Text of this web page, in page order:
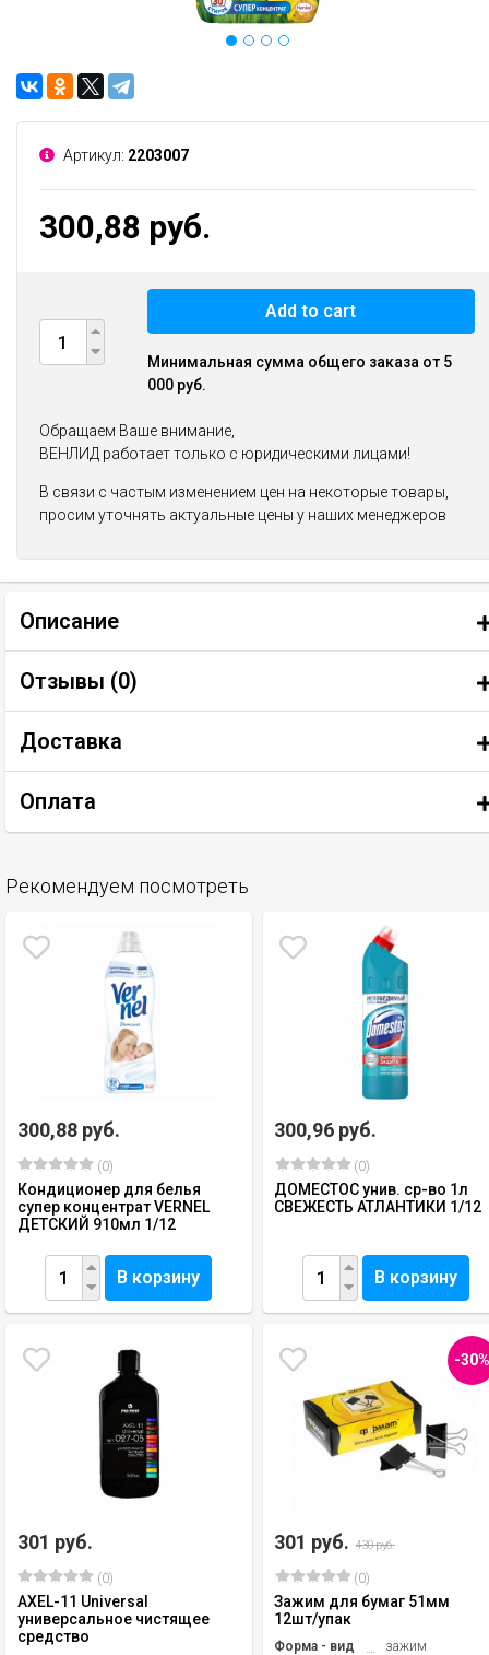
Артикул: 2203007
300,88 руб.
Add to cart
Минимальная сумма общего заказа от 5
000 руб.
Обращаем Ваше внимание,
ВЕНЛИД работает только с юридическими лицами!
В связи с частым изменением цен на некоторые товары,
просим уточнять актуальные цены у наших менеджеров
Описание
Отзывы (0)
Доставка
Оплата
Рекомендуем посмотреть
300,88 руб.
(0)
Кондиционер для белья
супер концентрат VERNEL
ДЕТСКИЙ 910мл 1/12
В корзину
300,96 руб.
(0)
ДОМЕСТОС унив. ср-во 1л
СВЕЖЕСТЬ АТЛАНТИКИ 1/12
В корзину
301 руб.
(0)
AXEL-11 Universal
универсальное чистящее
средство
-30%
301 руб. 430 руб.
(0)
Зажим для бумаг 51мм
12шт/упак
Форма - вид
зажим